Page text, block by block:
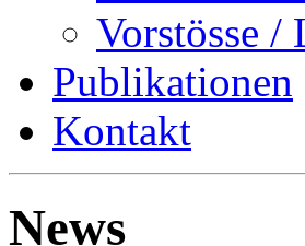
Vorstösse /
Publikationen
Kontakt
News